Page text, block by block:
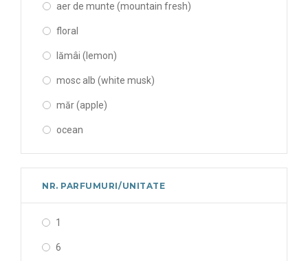
aer de munte (mountain fresh)
floral
lămâi (lemon)
mosc alb (white musk)
măr (apple)
ocean
portocale (orange)
portocale-papaya (sweet aroma)
vanilie (morning)
NR. PARFUMURI/UNITATE
1
6